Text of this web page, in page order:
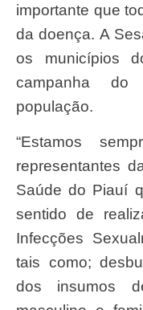
importante que
da doença. A
os municípios
campanha do
população.
“Estamos sempre buscando orientar os
representantes
Saúde do Piauí
sentido de
Infecções
tais como;
dos insumos